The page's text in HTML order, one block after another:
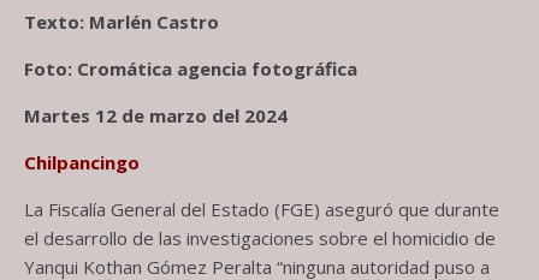
Texto: Marlén Castro
Foto: Cromática agencia fotográfica
Martes 12 de marzo del 2024
Chilpancingo
La Fiscalía General del Estado (FGE) aseguró que durante
el desarrollo de las investigaciones sobre el homicidio de
Yanqui Kothan Gómez Peralta “ninguna autoridad puso a